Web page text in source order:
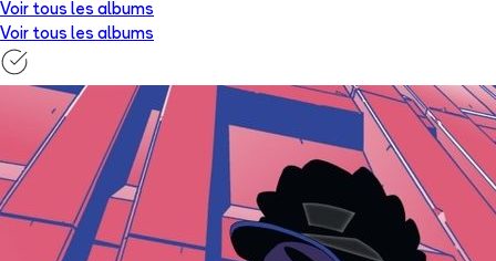
Voir tous les albums
Voir tous les albums